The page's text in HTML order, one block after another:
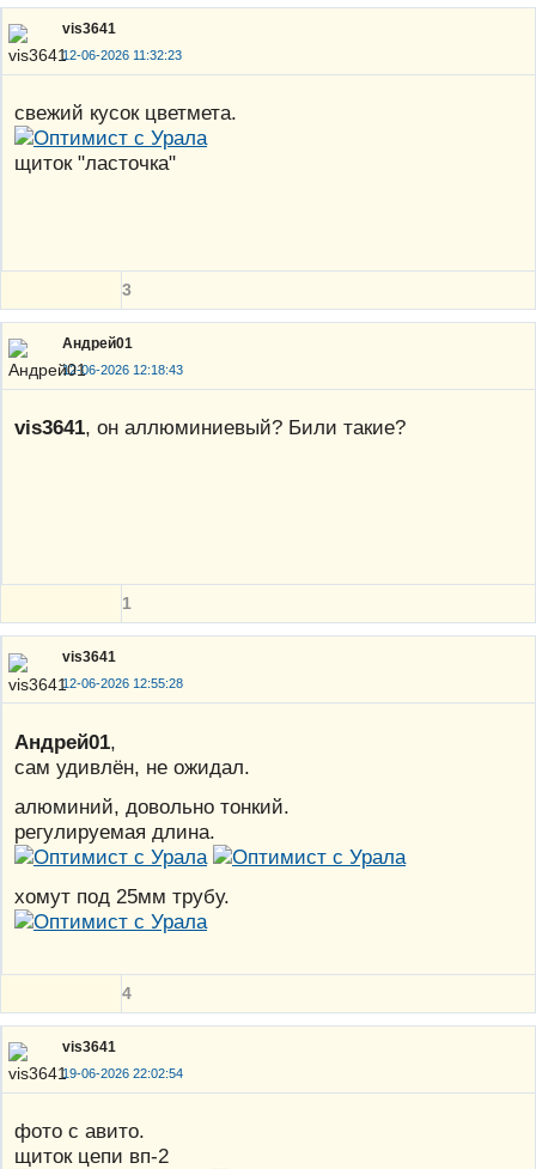
vis3641
12-06-2026 11:32:23
свежий кусок цветмета.
щиток "ласточка"
3
Андрей01
12-06-2026 12:18:43
vis3641, он аллюминиевый? Били такие?
1
vis3641
12-06-2026 12:55:28
Андрей01,
сам удивлëн, не ожидал.
алюминий, довольно тонкий.
регулируемая длина.
хомут под 25мм трубу.
4
vis3641
19-06-2026 22:02:54
фото с авито.
щиток цепи вп-2